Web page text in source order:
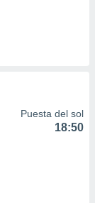
Puesta del sol
18:50